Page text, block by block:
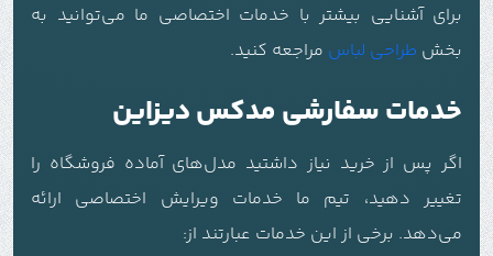
برای آشنایی بیشتر با خدمات اختصاصی ما می‌توانید به
بخش طراحی لباس مراجعه کنید.
خدمات سفارشی مدکس دیزاین
اگر پس از خرید نیاز داشتید مدل‌های آماده فروشگاه را
تغییر دهید، تیم ما خدمات ویرایش اختصاصی ارائه
می‌دهد. برخی از این خدمات عبارتند از: